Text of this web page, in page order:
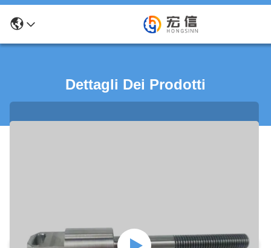
Dettagli Dei Prodotti